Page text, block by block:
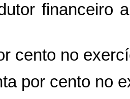
financeiro
cento no
por cento no